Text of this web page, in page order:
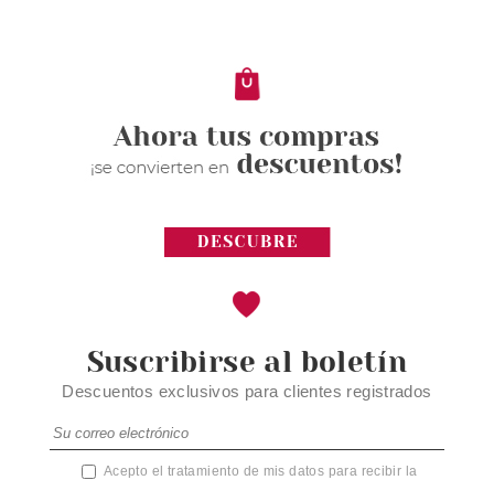
3.40€
Suscribirse al boletín
Descuentos exclusivos para clientes registrados
Acepto el tratamiento de mis datos para recibir la